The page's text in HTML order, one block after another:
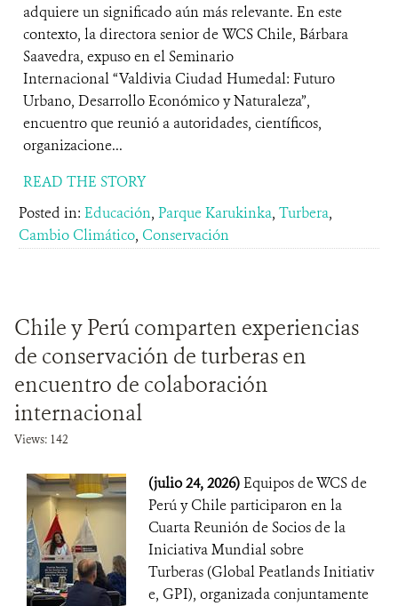
adquiere un significado aún más relevante. En este
contexto, la directora senior de WCS Chile, Bárbara
Saavedra, expuso en el Seminario
Internacional “Valdivia Ciudad Humedal: Futuro
Urbano, Desarrollo Económico y Naturaleza”,
encuentro que reunió a autoridades, científicos,
organizacione...
READ THE STORY
Posted in: Educación, Parque Karukinka, Turbera,
Cambio Climático, Conservación
Chile y Perú comparten experiencias
de conservación de turberas en
encuentro de colaboración
internacional
Views: 142
(julio 24, 2026)Equipos de WCS de
Perú y Chile participaron en la
Cuarta Reunión de Socios de la
Iniciativa Mundial sobre
Turberas (Global Peatlands Initiativ
e, GPI), organizada conjuntamente